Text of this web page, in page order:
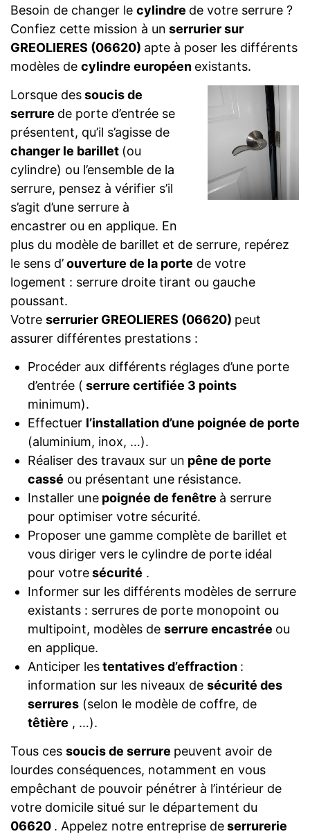
Besoin de changer le cylindre de votre serrure ?
Confiez cette mission à un serrurier sur
GREOLIERES (06620) apte à poser les différents
modèles de cylindre européen existants.
Lorsque dessoucis de
serrure de porte d’entrée se
présentent, qu’il s’agisse de
changer le barillet (ou
cylindre) ou l’ensemble de la
serrure, pensez à vérifier s’il
s’agit d’une serrure à
encastrer ou en applique. En
plus du modèle de barillet et de serrure, repérez
le sens d’ouverture de la porte de votre
logement : serrure droite tirant ou gauche
poussant.
Votre serrurier GREOLIERES (06620) peut
assurer différentes prestations :
Procéder aux différents réglages d’une porte
d’entrée ( serrure certifiée 3 points
minimum).
Effectuer l’installation d’une poignée de porte
(aluminium, inox, …).
Réaliser des travaux sur un pêne de porte
cassé ou présentant une résistance.
Installer unepoignée de fenêtre à serrure
pour optimiser votre sécurité.
Proposer une gamme complète de barillet et
vous diriger vers le cylindre de porte idéal
pour votresécurité .
Informer sur les différents modèles de serrure
existants : serrures de porte monopoint ou
multipoint, modèles de serrure encastrée ou
en applique.
Anticiper lestentatives d’effraction :
information sur les niveaux de sécurité des
serrures(selon le modèle de coffre, de
têtière , …).
Tous ces soucis de serrure peuvent avoir de
lourdes conséquences, notamment en vous
empêchant de pouvoir pénétrer à l’intérieur de
votre domicile situé sur le département du
06620 . Appelez notre entreprise deserrurerie